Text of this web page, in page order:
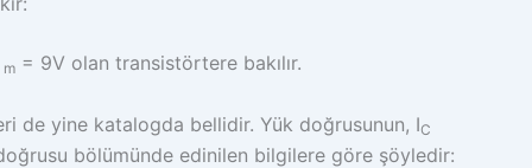
m = 9V olan transistörtere bakılır.
de yine katalogda bellidir. Yük doğrusunun, IC
bölümünde edinilen bilgilere göre şöyledir: